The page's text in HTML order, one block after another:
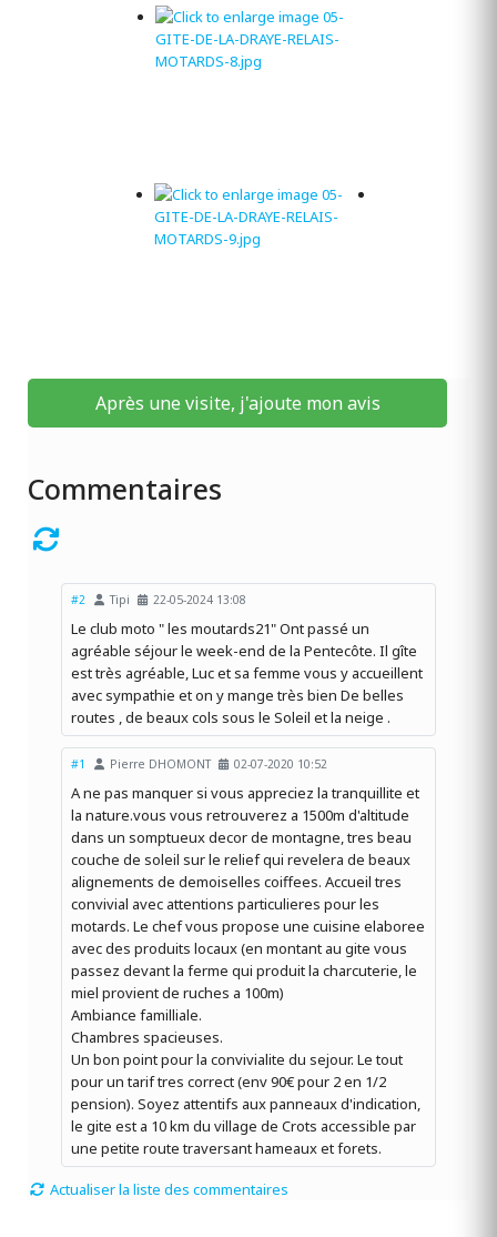
Après une visite, j'ajoute mon avis
Commentaires
#2 Tipi 22-05-2024 13:08
Le club moto " les moutards21" Ont passé un
agréable séjour le week-end de la Pentecôte. Il gîte
est très agréable, Luc et sa femme vous y accueillent
avec sympathie et on y mange très bien De belles
routes , de beaux cols sous le Soleil et la neige .
#1 Pierre DHOMONT 02-07-2020 10:52
A ne pas manquer si vous appreciez la tranquillite et
la nature.vous vous retrouverez a 1500m d'altitude
dans un somptueux decor de montagne, tres beau
couche de soleil sur le relief qui revelera de beaux
alignements de demoiselles coiffees. Accueil tres
convivial avec attentions particulieres pour les
motards. Le chef vous propose une cuisine elaboree
avec des produits locaux (en montant au gite vous
passez devant la ferme qui produit la charcuterie, le
miel provient de ruches a 100m)
Ambiance familliale.
Chambres spacieuses.
Un bon point pour la convivialite du sejour. Le tout
pour un tarif tres correct (env 90€ pour 2 en 1/2
pension). Soyez attentifs aux panneaux d'indication,
le gite est a 10 km du village de Crots accessible par
une petite route traversant hameaux et forets.
Actualiser la liste des commentaires